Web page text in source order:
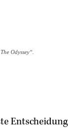
Odyssey“.